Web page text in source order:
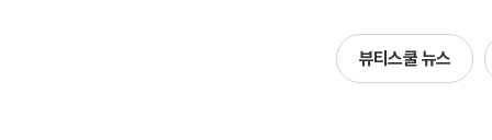
전국캠퍼스 찾기
제휴협력사
뷰티스쿨 뉴스